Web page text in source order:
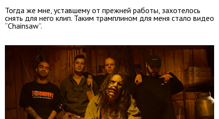
Тогда же мне, уставшему от прежней работы, захотелось
снять для него клип. Таким трамплином для меня стало видео
“Chainsaw”.